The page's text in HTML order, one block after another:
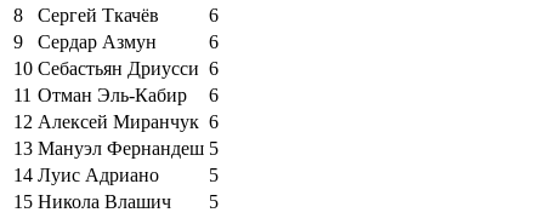
8
Сергей Ткачёв
6
9
Сердар Азмун
6
10 Себастьян Дриусси 6
11 Отман Эль-Кабир
6
12 Алексей Миранчук 6
13 Мануэл Фернандеш 5
14 Луис Адриано
5
15 Никола Влашич 5